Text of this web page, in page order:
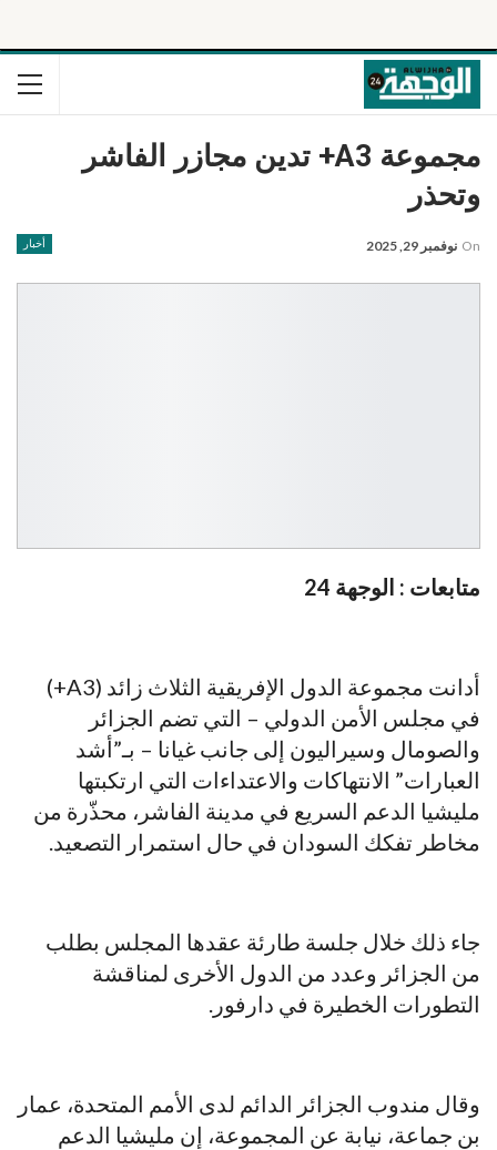
مجموعة A3+ تدين مجازر الفاشر
وتحذر
أخبار On نوفمبر 29, 2025
متابعات : الوجهة 24
أدانت مجموعة الدول الإفريقية الثلاث زائد (A3+)
في مجلس الأمن الدولي – التي تضم الجزائر
والصومال وسيراليون إلى جانب غيانا – بـ”أشد
العبارات” الانتهاكات والاعتداءات التي ارتكبتها
مليشيا الدعم السريع في مدينة الفاشر، محذّرة من
مخاطر تفكك السودان في حال استمرار التصعيد.
جاء ذلك خلال جلسة طارئة عقدها المجلس بطلب
من الجزائر وعدد من الدول الأخرى لمناقشة
التطورات الخطيرة في دارفور.
وقال مندوب الجزائر الدائم لدى الأمم المتحدة، عمار
بن جماعة، نيابة عن المجموعة، إن مليشيا الدعم